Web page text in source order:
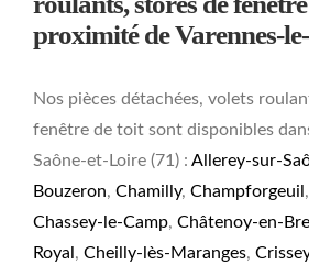
proximité de Varennes-
Nos pièces détachées, volets
fenêtre de toit sont disponibles
Saône-et-Loire (71) : Allerey-sur-
Bouzeron, Chamilly, Champforgeuil ,
Chassey-le-Camp, Châtenoy-en-
Royal , Cheilly-lès-Maranges, Crissey